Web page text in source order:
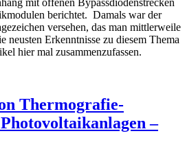
berichtet. Damals war der
versehen, das man mittlerweile
neusten Erkenntnisse zu diesem Thema
hier mal zusammenzufassen.
Thermografie-
–